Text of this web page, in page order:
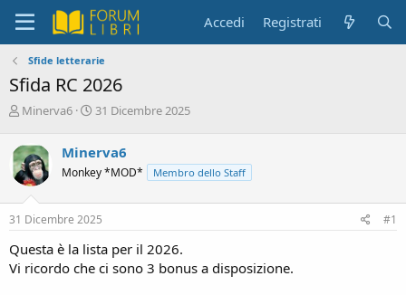
Accedi Registrati
Sfide letterarie
Sfida RC 2026
C
e
a
t
o
r
e
i
s
Minerva6
D
a
d
i
n
z
i
31 Dicembre 2025
Minerva6
Monkey *MOD* Membro dello Staff
31 Dicembre 2025 #1
Questa è la lista per il 2026.
Vi ricordo che ci sono 3 bonus a disposizione.